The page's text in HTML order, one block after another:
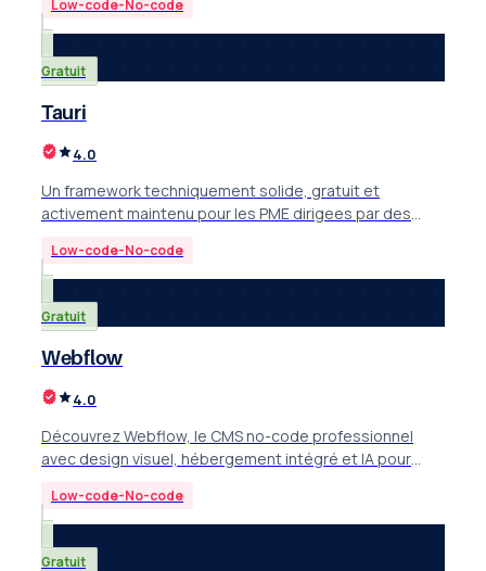
Low-code-No-code
Gratuit
Tauri
4.0
Un framework techniquement solide, gratuit et
activement maintenu pour les PME dirigees par des
Low-code-No-code
Gratuit
Webflow
4.0
Découvrez Webflow, le CMS no-code professionnel
avec design visuel, hébergement intégré et IA pour
Low-code-No-code
Gratuit